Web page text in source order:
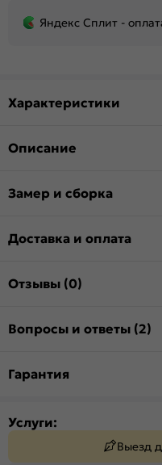
Яндекс Сплит -
Характеристики
Описание
Замер и сборка
Доставка и оплата
Отзывы (0)
Вопросы и ответы (2)
Гарантия
Услуги:
Выезд